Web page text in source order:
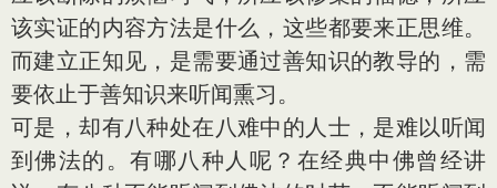
该实证的内容方法是什么，这些都要来正思维。
而建立正知见，是需要通过善知识的教导的，需
要依止于善知识来听闻熏习。
可是，却有八种处在八难中的人士，是难以听闻
到佛法的。有哪八种人呢？在经典中佛曾经讲